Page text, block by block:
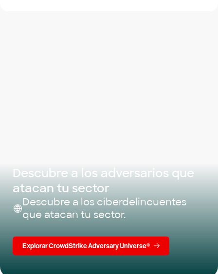
Descubre a los adversarios que
atacan tu sector
Descubre a los ciberdelincuentes
que atacan tu sector.
Explorar CrowdStrike Adversary Universe®